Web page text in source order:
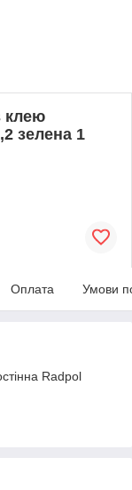
клею
зелена 1
Оплата Умови
Radpol